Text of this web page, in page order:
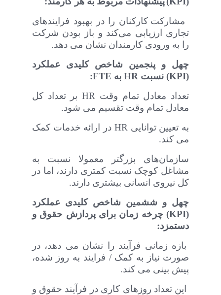
مشارکت کارکنان را در بهبود فرایندهای
تجاری ارزیابی می‌کند و باز بودن شرکت
را به ورودی کارمندان نشان می دهد.
چهل و پنجمین شاخص‌ کلیدی عملکرد
(
KPI) نسبت HR به FTE
:
تعداد معادل تمام وقت HR بر تعداد کل
معادل تمام وقت تقسیم می شود.
به تعیین تواناییHR در ارائه خدمات کمک
می کند.
سازمان‌های بزرگتر معمولا نسبت به
مشاغل کوچک نسبت کمتری دارند، اما در
کل نیروی انسانی بیشتری دارند.
چهل و ششمین شاخص‌ کلیدی عملکرد
(
KPI) چرخه زمان برای پردازش حقوق و
دستمزد:
بازه زمانی فرآیند را نشان می دهد، در
صورت نیاز به کمک / فرایند به روز شده،
پیش بینی می کند.
این تعداد روزهای کاری در فرآیند حقوق و